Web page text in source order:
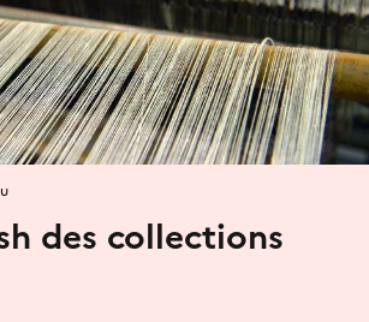
des collections